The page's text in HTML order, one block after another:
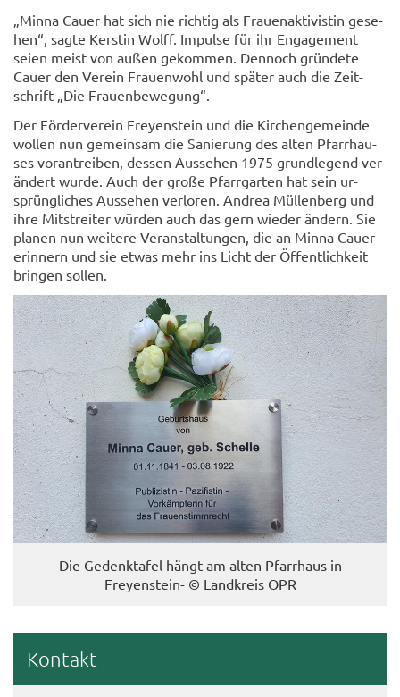
„Minna Cauer hat sich nie rich­tig als Frau­en­ak­ti­vis­tin ge­se­
hen“, sagte Kers­tin Wolff. Im­pul­se für ihr En­ga­ge­ment
seien meist von außen ge­kom­men. Den­noch grün­de­te
Cauer den Ver­ein Frau­en­wohl und spä­ter auch die Zeit­
schrift „Die Frau­en­be­we­gung“.
Der För­der­ver­ein Frey­en­stein und die Kir­chen­ge­mein­de
wol­len nun ge­mein­sam die Sa­nie­rung des alten Pfarr­hau­
ses vor­an­trei­ben, des­sen Aus­se­hen 1975 grund­le­gend ver­
än­dert wurde. Auch der große Pfarr­gar­ten hat sein ur­
sprüng­li­ches Aus­se­hen ver­lo­ren. An­drea Müllen­berg und
ihre Mit­strei­ter wür­den auch das gern wie­der än­dern. Sie
pla­nen nun wei­te­re Ver­an­stal­tun­gen, die an Minna Cauer
er­in­nern und sie etwas mehr ins Licht der Öf­fent­lich­keit
brin­gen sol­len.
Die Ge­denk­ta­fel hängt am alten Pfarr­haus in
Freyenstein-​ © Land­kreis OPR
Kon­takt